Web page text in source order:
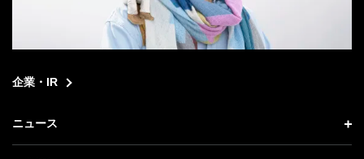
企業・IR
ニュース